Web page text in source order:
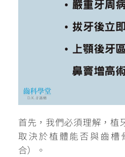
首先，我們必須理解，植
取決於植體能否與齒槽
合）。